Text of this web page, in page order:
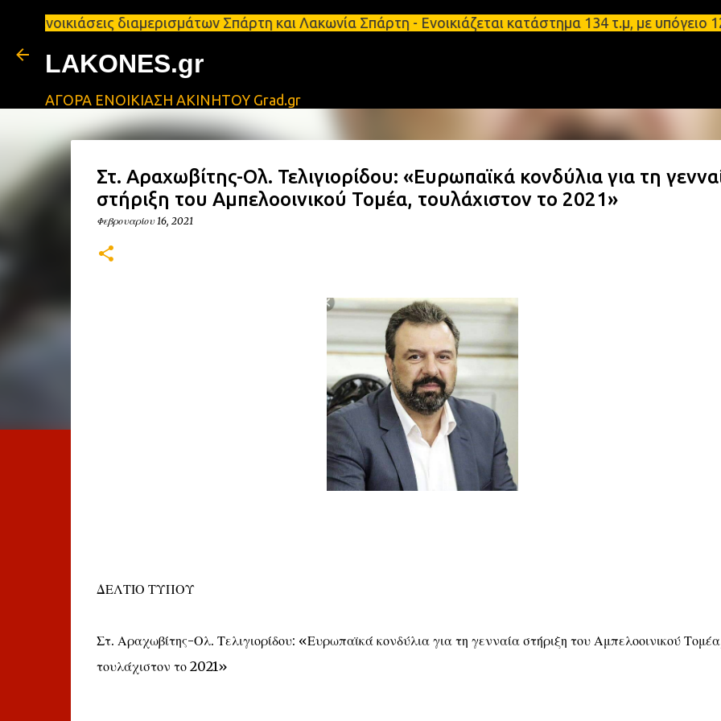
Μετάβαση στο κύριο περιεχόμενο
διαμερισμάτων Σπάρτη και Λακωνία Σπάρτη - Ενοικιάζεται κατάστημα 134 τ.μ, με
LAKONES.gr
ΑΓΟΡΑ ΕΝΟΙΚΙΑΣΗ ΑΚΙΝΗΤΟΥ Grad.gr
Στ. Αραχωβίτης-Ολ. Τελιγιορίδου: «Ευρωπαϊκά κονδύλια για τη
στήριξη του Αμπελοοινικού Τομέα, τουλάχιστον το 2021»
Φεβρουαρίου 16, 2021
ΔΕΛΤΙΟ ΤΥΠΟΥ
Στ. Αραχωβίτης-Ολ. Τελιγιορίδου: «Ευρωπαϊκά κονδύλια για τη γενναία στήριξη του Αμπελοοινικού
τουλάχιστον το 2021»